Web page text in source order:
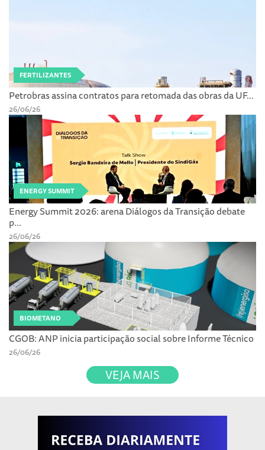
FERTILIZANTES
Petrobras assina contratos para retomada das obras da UF...
26/06/26
ENERGY SUMMIT
Energy Summit 2026: arena Diálogos da Transição debate
p...
26/06/26
BIOMETANO
CGOB: ANP inicia participação social sobre Informe Técnico
26/06/26
VEJA MAIS